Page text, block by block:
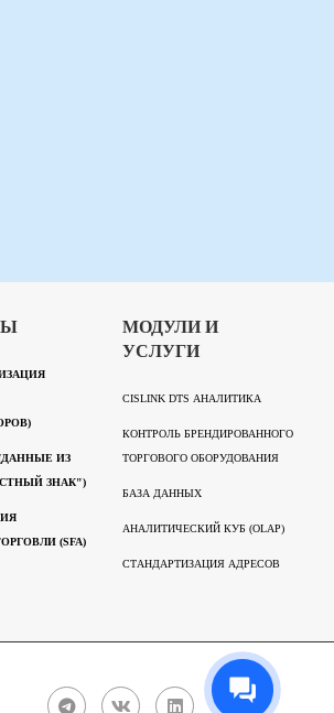
ИЗ
ЗНАК")
(SFA)
МОДУЛИ И
УСЛУГИ
CISLINK DTS АНАЛИТИКА
КОНТРОЛЬ БРЕНДИРОВАННОГО
ТОРГОВОГО ОБОРУДОВАНИЯ
БАЗА ДАННЫХ
АНАЛИТИЧЕСКИЙ КУБ (OLAP)
СТАНДАРТИЗАЦИЯ АДРЕСОВ